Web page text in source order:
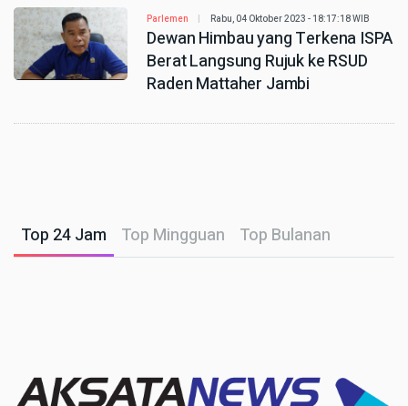
Parlemen Rabu, 04 Oktober 2023 - 18:17:18 WIB
Dewan Himbau yang Terkena ISPA
Berat Langsung Rujuk ke RSUD
Raden Mattaher Jambi
Top 24 Jam Top Mingguan Top Bulanan